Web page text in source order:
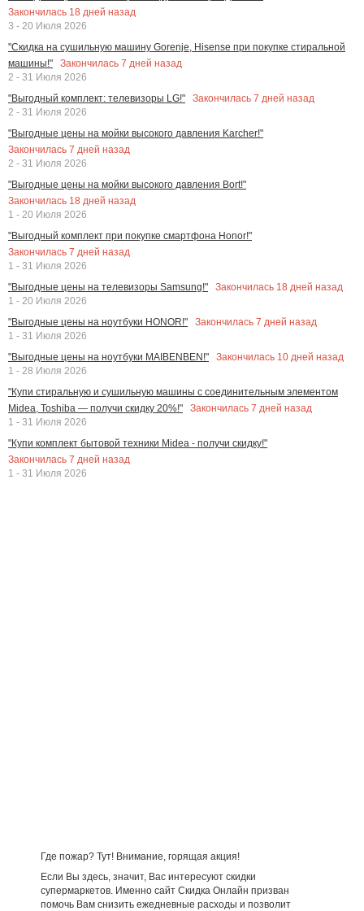
Закончилась 18 дней назад
3 - 20 Июля 2026
"Скидка на сушильную машину Gorenje, Hisense при покупке стиральной
машины!"
Закончилась 7 дней назад
2 - 31 Июля 2026
"Выгодный комплект: телевизоры LG!"
Закончилась 7 дней назад
2 - 31 Июля 2026
"Выгодные цены на мойки высокого давления Karcher!"
Закончилась 7 дней назад
2 - 31 Июля 2026
"Выгодные цены на мойки высокого давления Bort!"
Закончилась 18 дней назад
1 - 20 Июля 2026
"Выгодный комплект при покупке смартфона Honor!"
Закончилась 7 дней назад
1 - 31 Июля 2026
"Выгодные цены на телевизоры Samsung!"
Закончилась 18 дней назад
1 - 20 Июля 2026
"Выгодные цены на ноутбуки HONOR!"
Закончилась 7 дней назад
1 - 31 Июля 2026
"Выгодные цены на ноутбуки MAIBENBEN!"
Закончилась 10 дней назад
1 - 28 Июля 2026
"Купи стиральную и сушильную машины с соединительным элементом
Midea, Toshiba — получи скидку 20%!"
Закончилась 7 дней назад
1 - 31 Июля 2026
"Купи комплект бытовой техники Midea - получи скидку!"
Закончилась 7 дней назад
1 - 31 Июля 2026
Где пожар? Тут! Внимание, горящая акция!
Если Вы здесь, значит, Вас интересуют скидки
супермаркетов. Именно сайт Скидка Онлайн призван
помочь Вам снизить ежедневные расходы и позволит